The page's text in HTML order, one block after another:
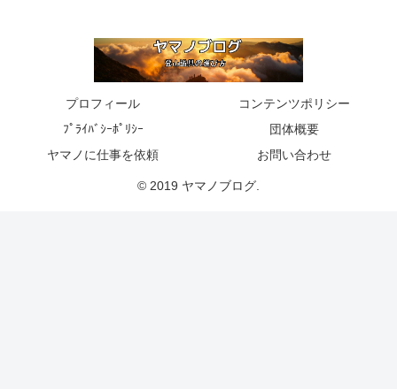
プロフィール
コンテンツポリシー
ﾌﾟﾗｲﾊﾞｼｰﾎﾟﾘｼｰ
団体概要
ヤマノに仕事を依頼
お問い合わせ
© 2019 ヤマノブログ.